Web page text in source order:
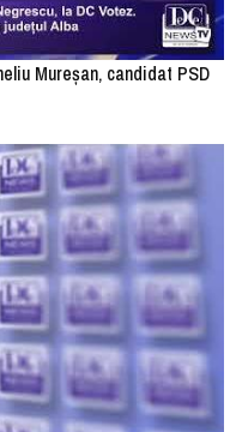
Mureșan, candidat PSD